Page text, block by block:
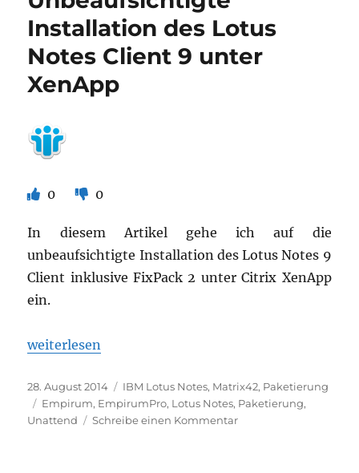
Installation des Lotus
Notes Client 9 unter
XenApp
0 0
In diesem Artikel gehe ich auf die
unbeaufsichtigte Installation des Lotus Notes 9
Client inklusive FixPack 2 unter Citrix XenApp
ein.
„Unbeaufsichtigte Installation des Lotus Notes
weiterlesen
Veröffentlicht
am
28. August 2014 Kategorien
IBM Lotus Notes, Matrix42, Paketierung
Schlagwörter
Empirum, EmpirumPro, Lotus Notes, Paketierung,
Unattend
Schreibe einen Kommentarzu